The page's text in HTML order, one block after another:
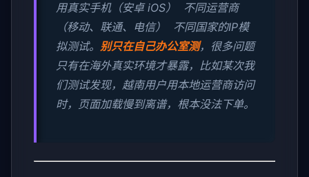
用真实手机（安卓 iOS） 不同运营商
（移动、联通、电信） 不同国家的IP模
拟测试。 别只在自己办公室测，很多问题
只有在海外真实环境才暴露，比如某次我
们测试发现，越南用户用本地运营商访问
时，页面加载慢到离谱，根本没法下单。